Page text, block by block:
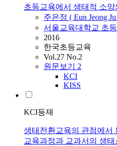
초등교육에서 생태적 소양
주은정 ( Eun Jeong
서울교육대학교 초
2016
한국초등교육
Vol.27 No.2
원문보기 2
KCI
KISS
KCI등재
생태전환교육의 관점에서
교육과정과 교과서의 생태